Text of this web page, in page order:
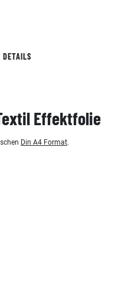
DETAILS
Effektfolie
Din A4 Format.